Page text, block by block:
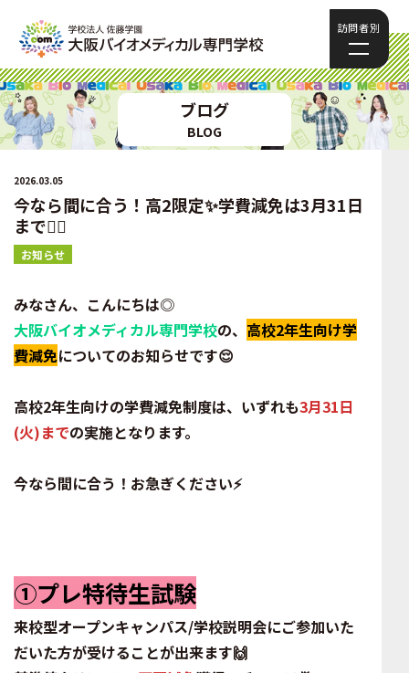
訪問者別
ブログ
BLOG
2026.03.05
今なら間に合う！高2限定✨学費減免は3月31日
まで🏃‍♂️
お知らせ
みなさん、こんにちは◎
大阪バイオメディカル専門学校の、 高校2年生向け学
費減免についてのお知らせです😌
高校2年生向けの学費減免制度は、いずれも3月31日
(火)までの実施となります。
今なら間に合う！お急ぎください⚡
①プレ特待生試験
来校型オープンキャンパス/学校説明会にご参加いた
だいた方が受けることが出来ます🙌